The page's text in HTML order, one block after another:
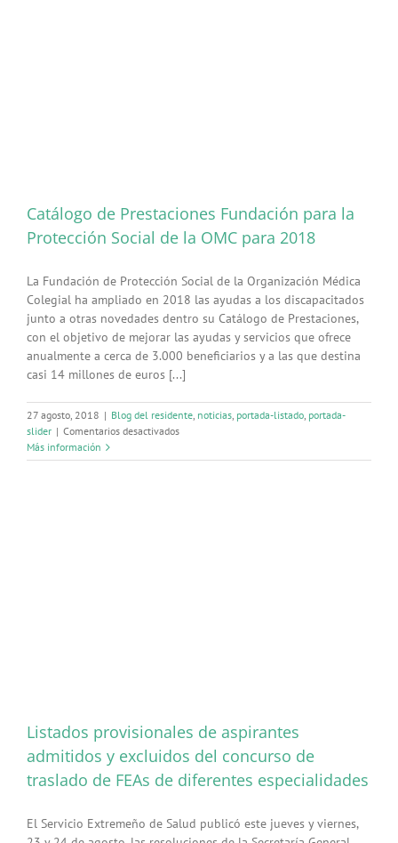
Catálogo de Prestaciones Fundación para la
Protección Social de la OMC para 2018
La Fundación de Protección Social de la Organización Médica
Colegial ha ampliado en 2018 las ayudas a los discapacitados
junto a otras novedades dentro su Catálogo de Prestaciones,
con el objetivo de mejorar las ayudas y servicios que ofrece
anualmente a cerca de 3.000 beneficiarios y a las que destina
casi 14 millones de euros [...]
27 agosto, 2018 | Blog del residente, noticias, portada-listado, portada-
slider | Comentarios desactivadosen
de
Más información
Listados provisionales de aspirantes
admitidos y excluidos del concurso de
traslado de FEAs de diferentes especialidades
El Servicio Extremeño de Salud publicó este jueves y viernes,